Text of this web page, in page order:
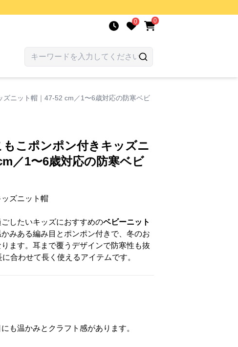
0 0
ズニット帽｜47-52 cm／1〜6歳対応の防寒ベビ
こポンポン付きキッズニ
／1〜6歳対応の防寒ベビ
ズニット帽
したいキッズにおすすめのベビーニット
みある編み目とポンポン付きで、冬のお
ます。耳まで覆うデザインで防寒性も抜
合わせて長く使えるアイテムです。
も温かみとクラフト感があります。